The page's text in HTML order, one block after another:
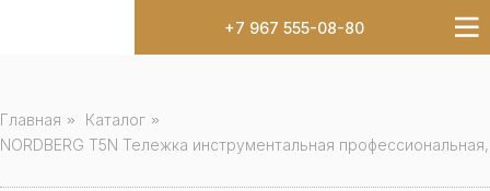
+7 967 555-08-80
Главная » Каталог »
NORDBERG T5N Тележка инструментальная